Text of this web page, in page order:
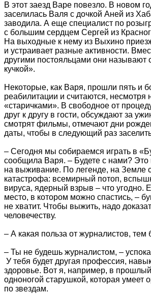
В этот заезд Варе повезло. В новом
заселилась Валя с дочкой Аней из
заводила. А еще специалист по
с большим сердцем Сергей из
На выходные к нему из Выхино
и устраивает разные активности.
другими постояльцами они называют
кучкой».
Некоторые, как Варя, прошли пять и
реабилитации и считаются, несмотря
«старичками». В свободное от
друг к другу в гости, обсуждают за
смотрят фильмы, отмечают дни
даты, чтобы в следующий раз
– Сегодня мы собираемся играть в
сообщила Варя. – Будете с нами? Это
на выживание. По легенде, на Земле
катастрофа: всемирный потоп,
вируса, ядерный взрыв – что угодно.
место, в котором можно спастись, –
не хватит. Чтобы выжить, надо
человечеству.
– А какая польза от журналистов, тем
– Ты не будешь журналистом, –
У тебя будет другая профессия,
здоровье. Вот я, например, в
одноногой старушкой, которая умеет
по звездам.